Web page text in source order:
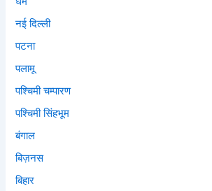
नई दिल्ली
पटना
पलामू
पश्चिमी चम्पारण
पश्चिमी सिंहभूम
बंगाल
बिज़नस
बिहार